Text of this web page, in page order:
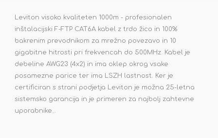
Leviton visoko kvaliteten 1000m - profesionalen
inštalacijski F-FTP CAT6A kabel z trdo žico in 100%
bakrenim prevodnikom za mrežno povezavo in 10
gigabitne hitrosti pri frekvencah do 500MHz. Kabel je
debeline AWG23 (4x2) in ima oklep okrog vsake
posamezne parice ter ima LSZH lastnost. Ker je
certificiran s strani podjetja Leviton je možna 25-letna
sistemsko garancija in je primeren za najbolj zahtevne
uporabnike…